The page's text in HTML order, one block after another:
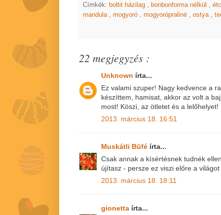
Címkék: boltit házilag bonbonforma nélkül
mandula
mogyoró mogyorópraliné ostya
22 megjegyzés :
Unknown írta...
Ez valami szuper! Nagy kedvence a
készíttem, hamisat, akkor az volt a
most! Köszi, az ötletet és a lelőhelyet!
2013. március 18. 16:51
Muskátli Büfé írta...
Csak annak a kísértésnek tudnék
újítasz - persze ez viszi előre a
2013. március 18. 18:11
gionetta írta...